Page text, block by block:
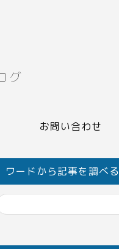
グ
お問い合わせ
ワードから記事を調べる